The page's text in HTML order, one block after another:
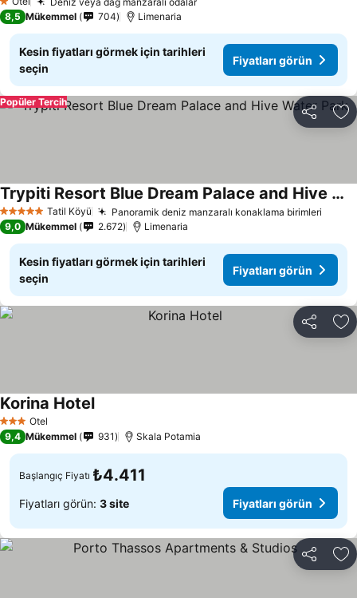
1 Yıldız
8,5 Mükemmel 704 Limenaria
Kesin fiyatları görmek için tarihleri
seçin
Fiyatları görün
Paylaş
Popüler Tercih
5 Yıldız Tatil Köyü Panoramik deniz manzaralı konaklama birimleri
Trypiti Resort Blue Dream Palace and Hive Water Park
9,0 Mükemmel 2.672 Limenaria
Kesin fiyatları görmek için tarihleri
seçin
Fiyatları görün
Paylaş
3 YıldızOtel
Korina Hotel
9,4 Mükemmel 931 Skala Potamia
Başlangıç Fiyatı ₺4.411
Fiyatları görün: 3 site Fiyatları görün
Paylaş